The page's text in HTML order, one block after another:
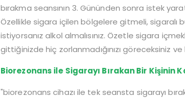
bırakma seansının 3. Gününden sonra istek
Özellikle sigara içilen bölgelere gitmeli, sigaralı
istiyorsanız alkol almalısınız. Özetle sigara
gittiğinizde hiç zorlanmadığınızı göreceksiniz
Biorezonans ile Sigarayı Bırakan Bir Kişinin
"biorezonans cihazı ile tek seansta sigarayı